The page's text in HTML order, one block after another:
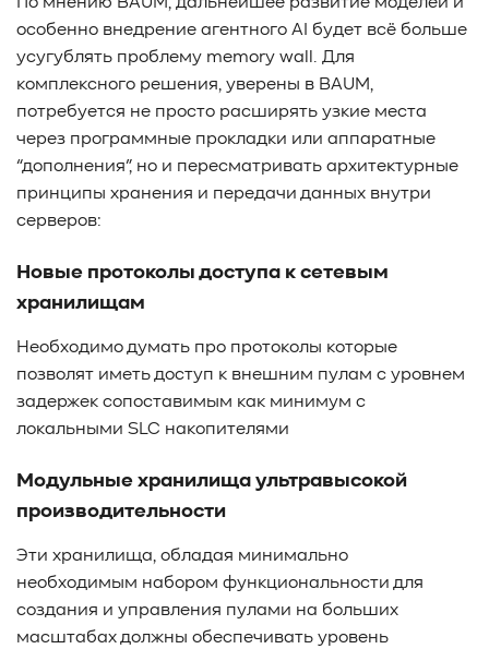
особенно внедрение агентного AI будет всё больше
усугублять проблему memory wall. Для
комплексного решения, уверены в BAUM,
потребуется не просто расширять узкие места
через программные прокладки или аппаратные
“дополнения”, но и пересматривать архитектурные
принципы хранения и передачи данных внутри
серверов:
Новые протоколы доступа к сетевым
хранилищам
Необходимо думать про протоколы которые
позволят иметь доступ к внешним пулам с уровнем
задержек сопоставимым как минимум с
локальными SLC накопителями
Модульные хранилища ультравысокой
производительности
Эти хранилища, обладая минимально
необходимым набором функциональности для
создания и управления пулами на больших
масштабах должны обеспечивать уровень